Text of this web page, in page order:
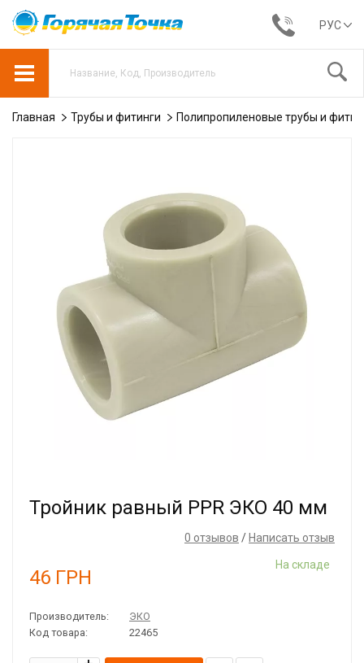
РУС
Главная Трубы и фитинги Полипропиленовые трубы и
Тройник равный PPR ЭКО 40 мм
0 отзывов / Написать отзыв
46 ГРН
На складе
Производитель:
ЭКО
Код товара:
22465